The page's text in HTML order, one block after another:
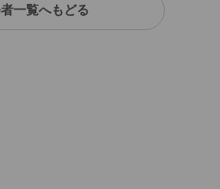
一覧へもどる